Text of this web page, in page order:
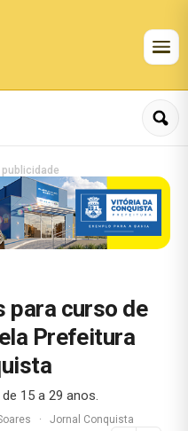
para curso de
Prefeitura
15 a 29 anos.
· Jornal Conquista